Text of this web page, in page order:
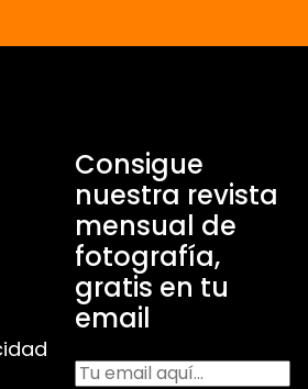
Consigue
nuestra revista
mensual de
fotografía,
gratis en tu
email